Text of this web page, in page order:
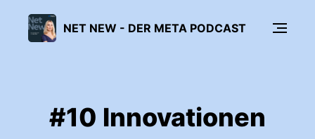
NET NEW - DER META PODCAST
#10 Innovationen